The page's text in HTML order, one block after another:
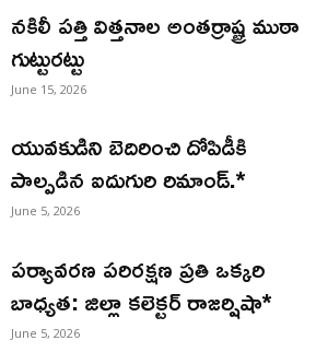
నకిలీ పత్తి విత్తనాల అంతర్రాష్ట్ర ముఠా
గుట్టురట్టు
June 15, 2026
యువకుడిని బెదిరించి దోపిడీకి
పాల్పడిన ఐదుగురి రిమాండ్.*
June 5, 2026
పర్యావరణ పరిరక్షణ ప్రతి ఒక్కరి
బాధ్యత: జిల్లా కలెక్టర్ రాజర్షిషా*
June 5, 2026